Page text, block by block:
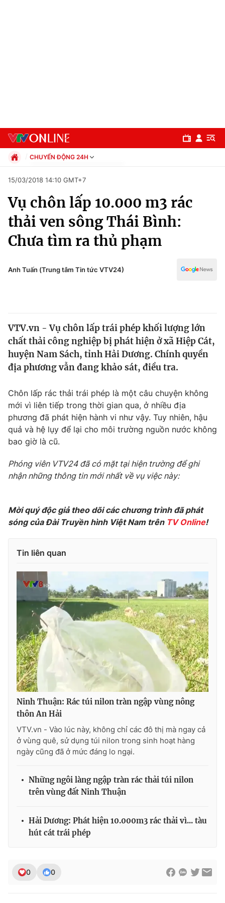
Chuyên mục
Chính trị
Thế giới
Tin tức
Thế giới đó đây
Câu chuyện quốc tế
Kinh tế
Tài chính
Thị trường
Góc doanh nghiệp
Dữ liệu và đời sống
Truyền hình
Hậu trường
Khán giả
Giải trí
Điện ảnh
Sao
Du lịch
Chất lượng cuộc sống
Giáo dục
Công nghệ
Hitech Công nghệ tương lai
Thị trường
Tư vấn
Giao lưu trực tuyến
Lịch phát sóng
Chuyên mục khác
Emagazine Podcast
Photo Infographic
VTV Money VTV Thể thao
VTV Sức khoẻ Bất động sản
VTV9
CHUYỂN ĐỘNG 24H
Xã hội
Pháp luật
Thể thao
Truyền hình
Đời sống
15/03/2018 14:10 GMT+7
Vụ chôn lấp 10.000 m3 rác
thải ven sông Thái Bình:
Chưa tìm ra thủ phạm
Anh Tuấn (Trung tâm Tin tức VTV24)
VTV.vn - Vụ chôn lấp trái phép khối lượng lớn
chất thải công nghiệp bị phát hiện ở xã Hiệp Cát,
huyện Nam Sách, tỉnh Hải Dương. Chính quyền
địa phương vẫn đang khảo sát, điều tra.
Chôn lấp rác thải trái phép là một câu chuyện không
mới vì liên tiếp trong thời gian qua, ở nhiều địa
phương đã phát hiện hành vi như vậy. Tuy nhiên, hậu
quả và hệ lụy để lại cho môi trường nguồn nước không
bao giờ là cũ.
Phóng viên VTV24 đã có mặt tại hiện trường để ghi
nhận những thông tin mới nhất về vụ việc này:
Mời quý độc giả theo dõi các chương trình đã phát
sóng của Đài Truyền hình Việt Nam trên TV Online!
Tin liên quan
Ninh Thuận: Rác túi nilon tràn ngập vùng nông
thôn An Hải
VTV.vn - Vào lúc này, không chỉ các đô thị mà ngay cả
ở vùng quê, sử dụng túi nilon trong sinh hoạt hàng
ngày cũng đã ở mức đáng lo ngại.
Những ngôi làng ngập tràn rác thải túi nilon
trên vùng đất Ninh Thuận
Hải Dương: Phát hiện 10.000m3 rác thải vì... tàu
hút cát trái phép
0 0